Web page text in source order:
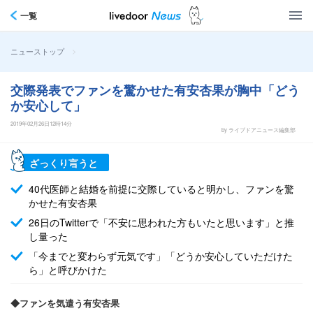
一覧
ニューストップ >
交際発表でファンを驚かせた有安杏果が胸中「どう
か安心して」
2019年02月26日12時14分
by ライブドアニュース編集部
ざっくり言うと
40代医師と結婚を前提に交際していると明かし、ファンを驚
かせた有安杏果
26日のTwitterで「不安に思われた方もいたと思います」と推
し量った
「今までと変わらず元気です」「どうか安心していただけた
ら」と呼びかけた
◆ファンを気遣う有安杏果